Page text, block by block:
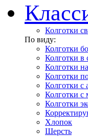
Колготки
По виду:
Колготки
Колготки в
Колготки
Колготки
Колготки с
Колготки с
Колготки
Хлопок
Шерсть